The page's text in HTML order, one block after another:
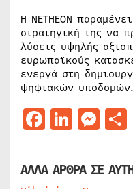
Η NETHEON
στρατηγική της να
λύσεις υψηλής
ευρωπαϊκούς
ενεργά στη
ψηφιακών υποδομών.
Facebook
ΑΛΛΑ ΑΡΘΡΑ ΣΕ